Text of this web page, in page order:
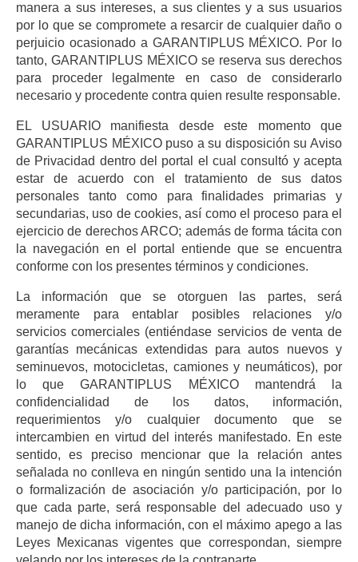
manera a sus intereses, a sus clientes y a sus usuarios
por lo que se compromete a resarcir de cualquier daño o
perjuicio ocasionado a GARANTIPLUS MÉXICO. Por lo
tanto, GARANTIPLUS MÉXICO se reserva sus derechos
para proceder legalmente en caso de considerarlo
necesario y procedente contra quien resulte responsable.
EL USUARIO manifiesta desde este momento que
GARANTIPLUS MÉXICO puso a su disposición su Aviso
de Privacidad dentro del portal el cual consultó y acepta
estar de acuerdo con el tratamiento de sus datos
personales tanto como para finalidades primarias y
secundarias, uso de cookies, así como el proceso para el
ejercicio de derechos ARCO; además de forma tácita con
la navegación en el portal entiende que se encuentra
conforme con los presentes términos y condiciones.
La información que se otorguen las partes, será
meramente para entablar posibles relaciones y/o
servicios comerciales (entiéndase servicios de venta de
garantías mecánicas extendidas para autos nuevos y
seminuevos, motocicletas, camiones y neumáticos), por
lo que GARANTIPLUS MÉXICO mantendrá la
confidencialidad de los datos, información,
requerimientos y/o cualquier documento que se
intercambien en virtud del interés manifestado. En este
sentido, es preciso mencionar que la relación antes
señalada no conlleva en ningún sentido una la intención
o formalización de asociación y/o participación, por lo
que cada parte, será responsable del adecuado uso y
manejo de dicha información, con el máximo apego a las
Leyes Mexicanas vigentes que correspondan, siempre